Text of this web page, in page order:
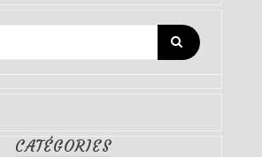
CATÉGORIES